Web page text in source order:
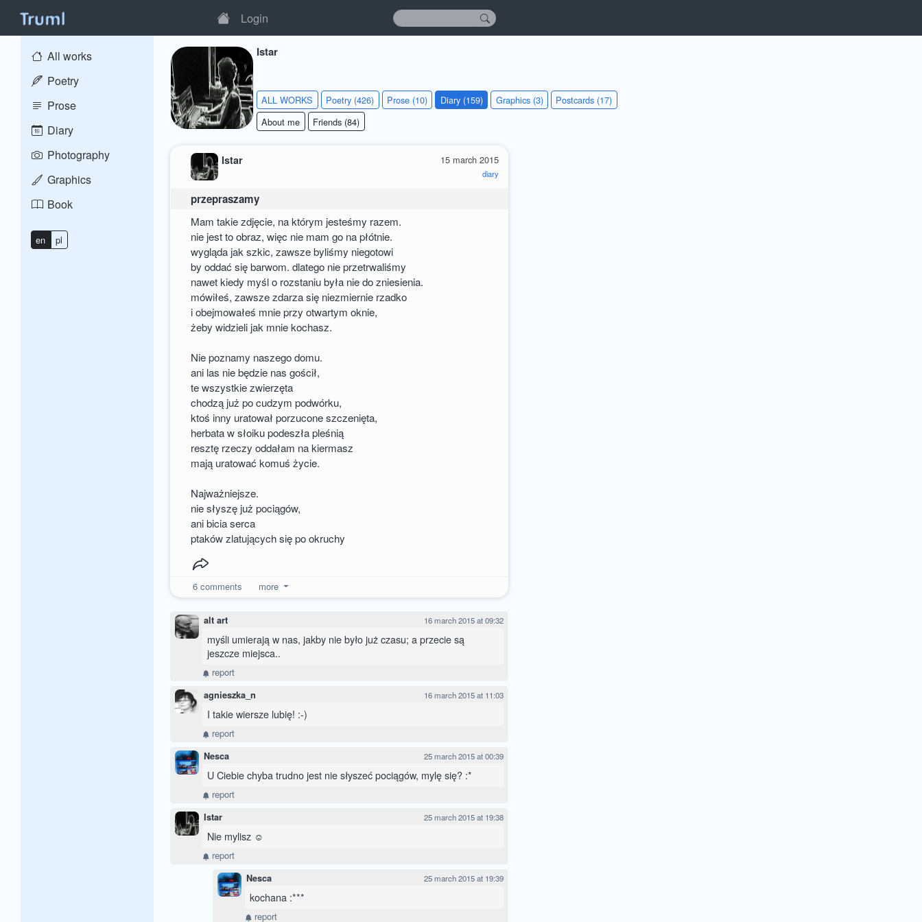
Login
All works
Poetry
Prose
Diary
Photography
Graphics
Book
en pl
Istar
ALL WORKS Poetry (426) Prose (10) Diary (159) Graphics (3)
Postcards (17)
About me
Friends (84)
15 march 2015
diary
Istar
przepraszamy
Mam takie zdjęcie, na którym jesteśmy razem.
nie jest to obraz, więc nie mam go na płótnie.
wygląda jak szkic, zawsze byliśmy niegotowi
by oddać się barwom. dlatego nie przetrwaliśmy
nawet kiedy myśl o rozstaniu była nie do zniesienia.
mówiłeś, zawsze zdarza się niezmiernie rzadko
i obejmowałeś mnie przy otwartym oknie,
żeby widzieli jak mnie kochasz.
Nie poznamy naszego domu.
ani las nie będzie nas gościł,
te wszystkie zwierzęta
chodzą już po cudzym podwórku,
ktoś inny uratował porzucone szczenięta,
herbata w słoiku podeszła pleśnią
resztę rzeczy oddałam na kiermasz
mają uratować komuś życie.
Najważniejsze.
nie słyszę już pociągów,
ani bicia serca
ptaków zlatujących się po okruchy
6comments more
alt art 16 march 2015 at 09:32
myśli umierają w nas, jakby nie było już czasu; a przecie są
jeszcze miejsca..
report
agnieszka_n 16 march 2015 at 11:03
I takie wiersze lubię! :-)
report
Nesca 25 march 2015 at 00:39
U Ciebie chyba trudno jest nie słyszeć pociągów, mylę się? :*
report
Istar 25 march 2015 at 19:38
Nie mylisz ☺
report
Nesca 25 march 2015 at 19:39
kochana :***
report